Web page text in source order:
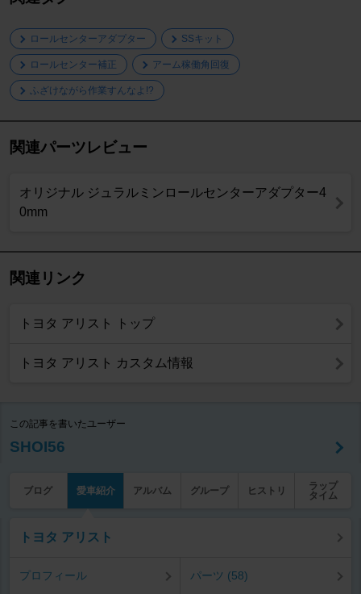
ロールセンターアダプター SSキット
ロールセンター補正 アーム稼働角回復
ふざけながら作業すんなよ!?
関連パーツレビュー
オリジナル ジュラルミンロールセンターアダプター4
0mm
関連リンク
トヨタ アリスト トップ
トヨタ アリスト カスタム情報
この記事を書いたユーザー
SHOI56
ブログ 愛車紹介 アルバム グループ ヒストリ
ラップ
タイム
トヨタ アリスト
プロフィール パーツ (58)